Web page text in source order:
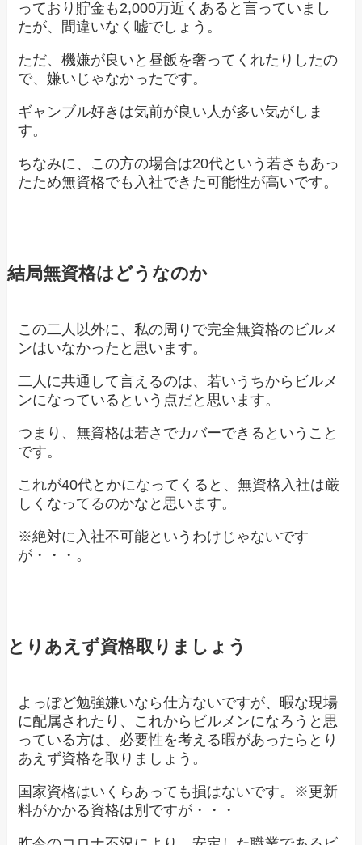
っており貯金も2,000万近くあると言っていまし
たが、間違いなく嘘でしょう。
ただ、機嫌が良いと昼飯を奢ってくれたりしたの
で、嫌いじゃなかったです。
ギャンブル好きは気前が良い人が多い気がしま
す。
ちなみに、この方の場合は20代という若さもあっ
たため無資格でも入社できた可能性が高いです。
結局無資格はどうなのか
この二人以外に、私の周りで完全無資格のビルメ
ンはいなかったと思います。
二人に共通して言えるのは、若いうちからビルメ
ンになっているという点だと思います。
つまり、無資格は若さでカバーできるということ
です。
これが40代とかになってくると、無資格入社は厳
しくなってるのかなと思います。
※絶対に入社不可能というわけじゃないです
が・・・。
とりあえず資格取りましょう
よっぽど勉強嫌いなら仕方ないですが、暇な現場
に配属されたり、これからビルメンになろうと思
っている方は、必要性を考える暇があったらとり
あえず資格を取りましょう。
国家資格はいくらあっても損はないです。※更新
料がかかる資格は別ですが・・・